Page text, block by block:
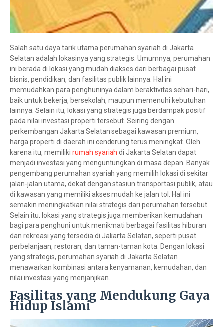
Salah satu daya tarik utama perumahan syariah di Jakarta
Selatan adalah lokasinya yang strategis. Umumnya, perumahan
ini berada di lokasi yang mudah diakses dari berbagai pusat
bisnis, pendidikan, dan fasilitas publik lainnya. Hal ini
memudahkan para penghuninya dalam beraktivitas sehari-hari,
baik untuk bekerja, bersekolah, maupun memenuhi kebutuhan
lainnya. Selain itu, lokasi yang strategis juga berdampak positif
pada nilai investasi properti tersebut. Seiring dengan
perkembangan Jakarta Selatan sebagai kawasan premium,
harga properti di daerah ini cenderung terus meningkat. Oleh
karena itu, memiliki rumah syariah di Jakarta Selatan dapat
menjadi investasi yang menguntungkan di masa depan. Banyak
pengembang perumahan syariah yang memilih lokasi di sekitar
jalan-jalan utama, dekat dengan stasiun transportasi publik, atau
di kawasan yang memiliki akses mudah ke jalan tol. Hal ini
semakin meningkatkan nilai strategis dari perumahan tersebut.
Selain itu, lokasi yang strategis juga memberikan kemudahan
bagi para penghuni untuk menikmati berbagai fasilitas hiburan
dan rekreasi yang tersedia di Jakarta Selatan, seperti pusat
perbelanjaan, restoran, dan taman-taman kota. Dengan lokasi
yang strategis, perumahan syariah di Jakarta Selatan
menawarkan kombinasi antara kenyamanan, kemudahan, dan
nilai investasi yang menjanjikan.
Fasilitas yang Mendukung Gaya
Hidup Islami